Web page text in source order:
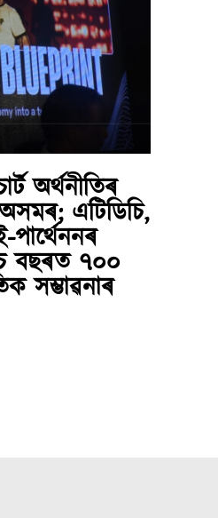
অৰ্থনীতিৰ
অসমৰ; এটিডিচি,
বছৰত ৭০০
সম্ভাৱনাৰ